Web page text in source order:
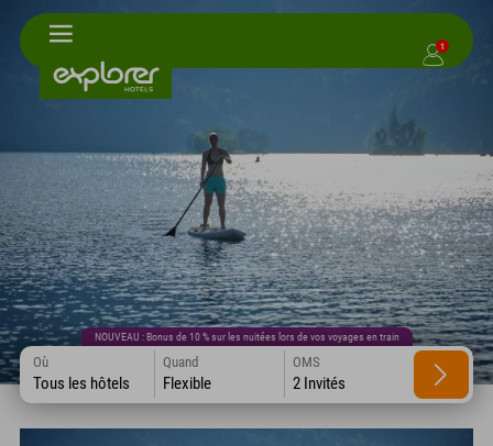
1
NOUVEAU : Bonus de 10 % sur les nuitées lors de vos voyages en train
Où
Tous les hôtels
Quand
Flexible
OMS
2 Invités